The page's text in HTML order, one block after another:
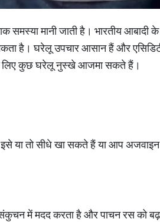
मानी जाती है। भारतीय आबादी
सकता है। घरेलू उपचार आसान हैं और
लिए कुछ घरेलू नुस्खे आजमा सकते हैं।
या तो सीधे खा सकते हैं या आप अजवाइन
संकुचन में मदद करता है और पाचन रस को